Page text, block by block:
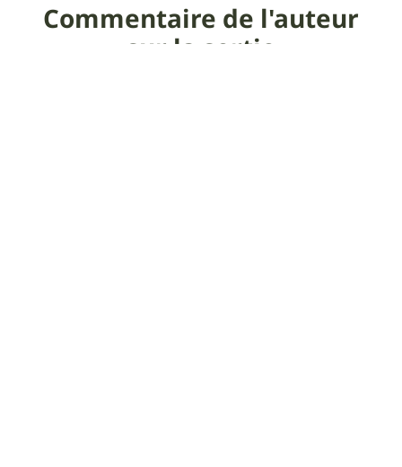
Commentaire de l'auteur
sur la sortie